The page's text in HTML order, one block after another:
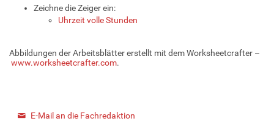
Zeichne die Zeiger ein:
Uhrzeit volle Stunden
Abbildungen der Arbeitsblätter erstellt mit dem Worksheetcrafter –
www.worksheetcrafter.com.
E-Mail an die Fachredaktion